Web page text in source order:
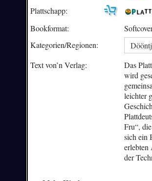
Plattschapp:
Bookformat:
Kategorien/Regionen:
Text von’n Verlag:
Das
wird
leichter
Fru“,
sich ein
erlebten
der